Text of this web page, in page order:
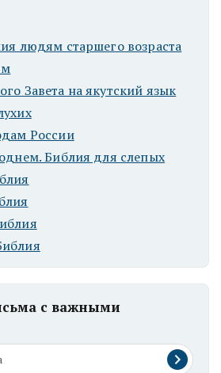
людям старшего возраста
Завета на якутский язык
России
Библия для слепых
с важными